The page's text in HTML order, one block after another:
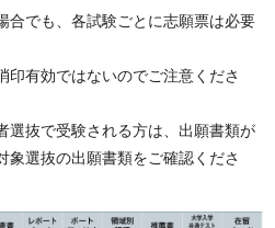
でも、各試験ごとに志願票は必要
印有効ではないのでご注意くださ
抜で受験される方は、出願書類が
象選抜の出願書類をご確認くださ